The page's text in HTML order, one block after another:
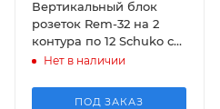
Вертикальный блок
розеток Rem-32 на 2
контура по 12 Sсhuko с
авт. и амп., 2*32А, алюм.,
Нет в наличии
ПОД ЗАКАЗ